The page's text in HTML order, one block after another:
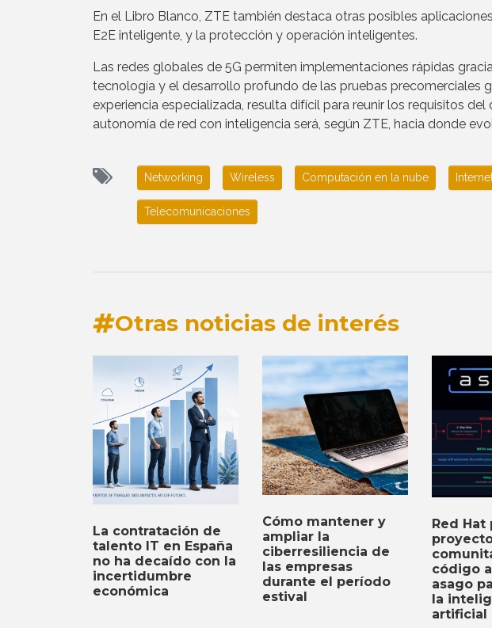
En el Libro Blanco, ZTE también destaca otras posibles
E2E inteligente, y la protección y operación inteligentes.
Las redes globales de 5G permiten implementaciones rápidas
tecnología y el desarrollo profundo de las pruebas precomerciales
experiencia especializada, resulta difícil para reunir los requisitos
autonomía de red con inteligencia será, según ZTE, hacia donde
Networking Wireless Computación en la nube
Telecomunicaciones
Otras noticias de interés
La contratación de
talento IT en España
no ha decaído con la
incertidumbre
económica
Cómo mantener y
ampliar la
ciberresiliencia de
las empresas
durante el período
estival
Red Hat
código
asago
la
artificial